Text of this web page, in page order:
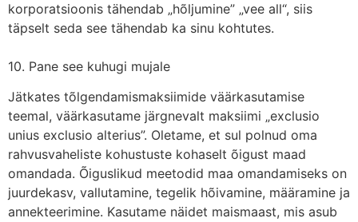
korporatsioonis tähendab „hõljumine” „vee all“, siis
täpselt seda see tähendab ka sinu kohtutes.
10. Pane see kuhugi mujale
Jätkates tõlgendamismaksiimide väärkasutamise
teemal, väärkasutame järgnevalt maksiimi „exclusio
unius exclusio alterius”. Oletame, et sul polnud oma
rahvusvaheliste kohustuste kohaselt õigust maad
omandada. Õiguslikud meetodid maa omandamiseks on
juurdekasv, vallutamine, tegelik hõivamine, määramine ja
annekteerimine. Kasutame näidet maismaast, mis asub